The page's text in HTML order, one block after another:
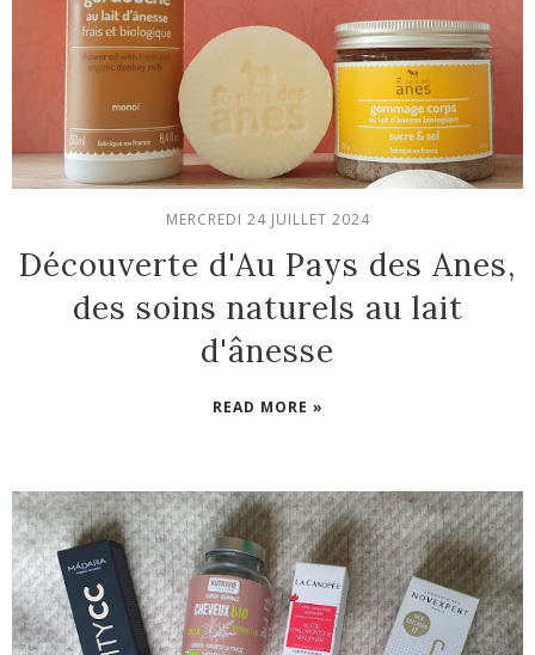
MERCREDI 24 JUILLET 2024
Découverte d'Au Pays des Anes,
des soins naturels au lait
d'ânesse
READ MORE »